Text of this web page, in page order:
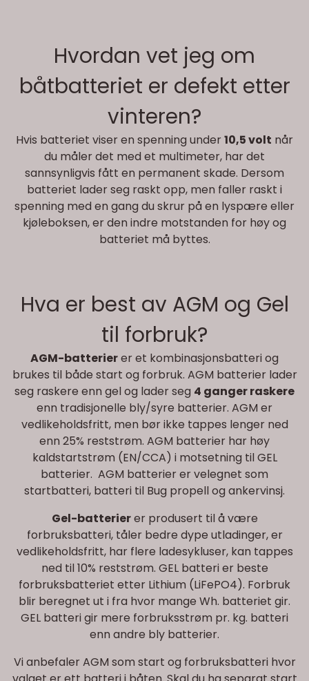
Hvordan vet jeg om
båtbatteriet er defekt etter
vinteren?
Hvis batteriet viser en spenning under10,5 volt når
du måler det med et multimeter, har det
sannsynligvis fått en permanent skade. Dersom
batteriet lader seg raskt opp, men faller raskt i
spenning med en gang du skrur på en lyspære eller
kjøleboksen, er den indre motstanden for høy og
batteriet må byttes.
Hva er best av AGM og Gel
til forbruk?
AGM-batterierer et kombinasjonsbatteri og
brukes til både start og forbruk. AGM batterier lader
seg raskere enn gel og lader seg 4 ganger raskere
enn tradisjonelle bly/syre batterier. AGM er
vedlikeholdsfritt, men bør ikke tappes lenger ned
enn 25% reststrøm. AGM batterier har høy
kaldstartstrøm (EN/CCA) i motsetning til GEL
batterier. AGM batterier er velegnet som
startbatteri, batteri til Bug propell og ankervinsj.
Gel-batterierer produsert til å være
forbruksbatteri, tåler bedre dype utladinger, er
vedlikeholdsfritt, har flere ladesykluser, kan tappes
ned til 10% reststrøm. GEL batteri er beste
forbruksbatteriet etter Lithium (LiFePO4). Forbruk
blir beregnet ut i fra hvor mange Wh. batteriet gir.
GEL batteri gir mere forbruksstrøm pr. kg. batteri
enn andre bly batterier.
Vi anbefaler AGM som start og forbruksbatteri hvor